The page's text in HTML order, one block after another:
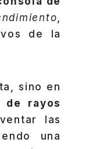
,
de la
sino en
de rayos
las
una